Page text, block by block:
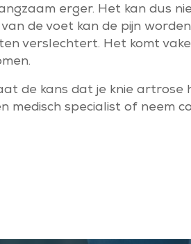
erger. Het kan dus
de voet kan de pijn
verslechtert. Het komt
de kans dat je knie artrose
medisch specialist of neem